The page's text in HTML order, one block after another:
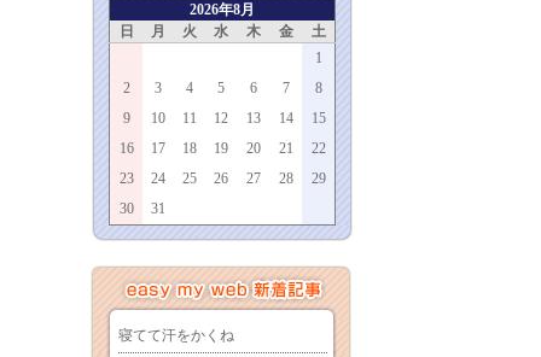
2026年8月
日
月 火 水 木 金
土
1
2
3 4 5 6 7
8
9
10 11 12 13 14
15
16
17 18 19 20 21
22
23
24 25 26 27 28
29
30
31